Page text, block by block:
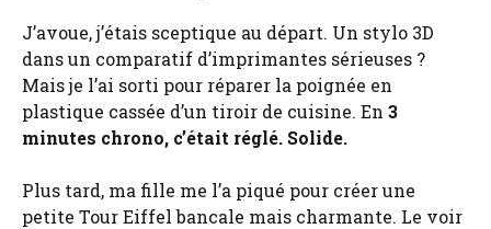
J’avoue, j’étais sceptique au départ. Un stylo 3D
dans un comparatif d’imprimantes sérieuses ?
Mais je l’ai sorti pour réparer la poignée en
plastique cassée d’un tiroir de cuisine. En 3
minutes chrono, c’était réglé. Solide.
Plus tard, ma fille me l’a piqué pour créer une
petite Tour Eiffel bancale mais charmante. Le voir